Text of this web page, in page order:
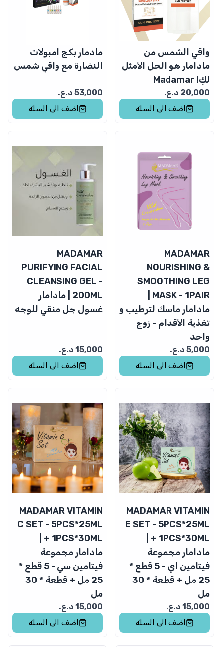
واقي الشمس من
مادامار هو الحل الأمثل
لكِ! Madamar
20,000 د.ع.
اضف الى السلة
مادمار بكج امبولات
النضارة مع واقي شمس
53,000 د.ع.
اضف الى السلة
MADAMAR
NOURISHING &
SMOOTHING LEG
مادامار ماسك لترطيب و
تغذية الأقدام - زوج
واحد
5,000 د.ع.
اضف الى السلة
MADAMAR
PURIFYING FACIAL
CLEANSING GEL -
200ML | مادامار
غسول جل منقي للوجه
15,000 د.ع.
اضف الى السلة
MADAMAR VITAMIN
E SET - 5PCS*25ML
مادامار مجموعة
فيتامين اي - 5 قطع *
25 مل + قطعة * 30
مل
15,000 د.ع.
اضف الى السلة
MADAMAR VITAMIN
C SET - 5PCS*25ML
مادامار مجموعة
فيتامين سي - 5 قطع *
25 مل + قطعة * 30
مل
15,000 د.ع.
اضف الى السلة